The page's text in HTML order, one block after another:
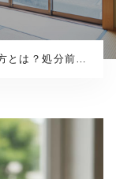
メガネの捨て方とは？処分前に確認すべきことと正しい方法